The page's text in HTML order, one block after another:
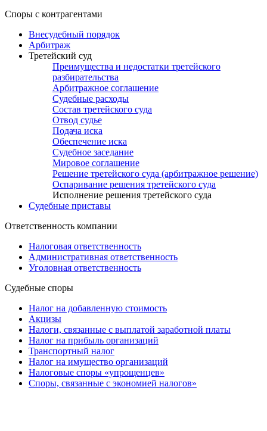
Споры с контрагентами
Внесудебный порядок
Арбитраж
Третейский суд
Преимущества и недостатки третейского
разбирательства
Арбитражное соглашение
Судебные расходы
Состав третейского суда
Отвод судье
Подача иска
Обеспечение иска
Судебное заседание
Мировое соглашение
Решение третейского суда (арбитражное решение)
Оспаривание решения третейского суда
Исполнение решения третейского суда
Судебные приставы
Ответственность компании
Налоговая ответственность
Административная ответственность
Уголовная ответственность
Судебные споры
Налог на добавленную стоимость
Акцизы
Налоги, связанные с выплатой заработной платы
Налог на прибыль организаций
Транспортный налог
Налог на имущество организаций
Налоговые споры «упрощенцев»
Споры, связанные с экономией налогов»